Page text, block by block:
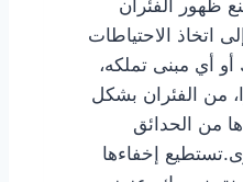
ظهور الفئران
اتخاذ الاحتياطات
أو أي مبنى تملكه،
من الفئران بشكل
من الحدائق
إخفاءها